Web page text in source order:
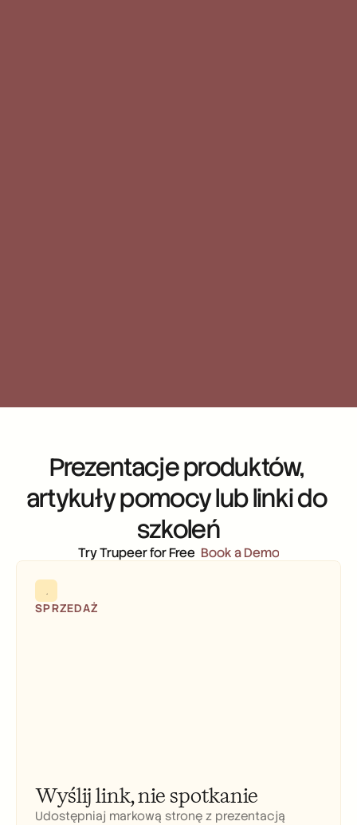
Prezentacje produktów,
artykuły pomocy lub linki do
szkoleń
Try Trupeer for Free Book a Demo
SPRZEDAŻ
Wyślij link, nie spotkanie
Udostępniaj markową stronę z prezentacją